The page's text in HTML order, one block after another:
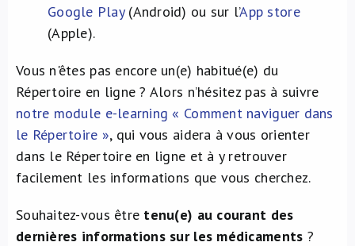
Google Play(Android) ou sur l’App store
(Apple).
Vous n'êtes pas encore un(e) habitué(e) du
Répertoire en ligne ? Alors n’hésitez pas à suivre
notre module e-learning « Comment naviguer dans
le Répertoire », qui vous aidera à vous orienter
dans le Répertoire en ligne et à y retrouver
facilement les informations que vous cherchez.
Souhaitez-vous être tenu(e) au courant des
dernières informations sur les médicaments ?